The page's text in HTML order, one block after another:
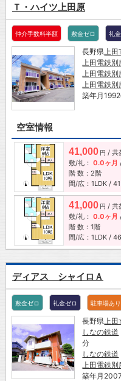
Ｔ・ハイツ上田原
仲介手数料半額 敷金ゼロ 礼
長野県 上
上田電鉄別
上田電鉄別
上田電鉄別
築年月
空室情報
41,000 円 / 共
敷/礼： 0.0ヶ月
階 数：2階
間/広：1LDK / 41
41,000 円 / 共
敷/礼： 0.0ヶ月
階 数：1階
間/広：1LDK /
ディアス シャイロＡ
敷金ゼロ 礼金ゼロ 駐車場あり
長野県 上田
しなの鉄道
分
しなの鉄道
上田電鉄別
築年月